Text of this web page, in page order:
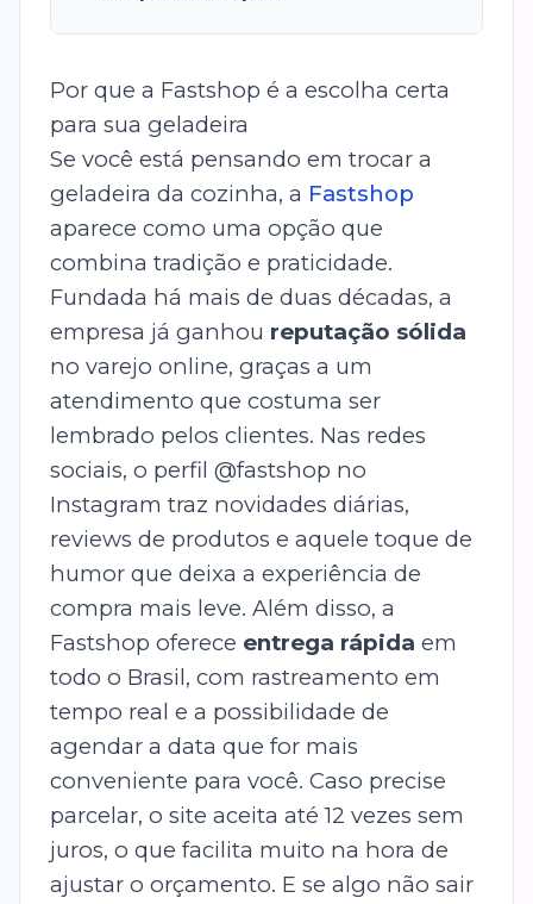
Por que a Fastshop é a escolha certa
para sua geladeira
Se você está pensando em trocar a
geladeira da cozinha, a Fastshop
aparece como uma opção que
combina tradição e praticidade.
Fundada há mais de duas décadas, a
empresa já ganhou reputação sólida
no varejo online, graças a um
atendimento que costuma ser
lembrado pelos clientes. Nas redes
sociais, o perfil @fastshop no
Instagram traz novidades diárias,
reviews de produtos e aquele toque de
humor que deixa a experiência de
compra mais leve. Além disso, a
Fastshop oferece entrega rápida em
todo o Brasil, com rastreamento em
tempo real e a possibilidade de
agendar a data que for mais
conveniente para você. Caso precise
parcelar, o site aceita até 12 vezes sem
juros, o que facilita muito na hora de
ajustar o orçamento. E se algo não sair